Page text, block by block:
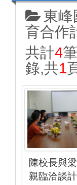
東峰
育合作
共計4
錄,共1
陳校長與
親臨洽談